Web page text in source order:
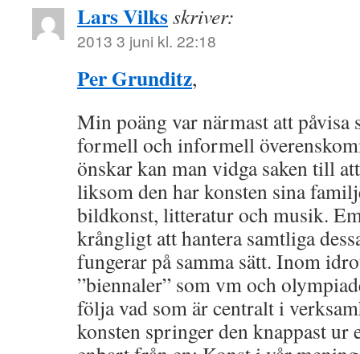
Lars Vilksskriver:
2013 3 juni kl. 22:18
Per Grunditz,
Min poäng var närmast att påvisa
formell och informell
önskar kan man vidga saken till
liksom den har konsten sina
bildkonst, litteratur och musik.
krångligt att hantera samtliga
fungerar på samma sätt. Inom
”biennaler” som vm och
följa vad som är centralt i
konsten springer den knappast ur